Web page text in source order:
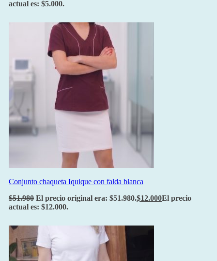
actual es: $5.000.
Conjunto chaqueta Iquique con falda blanca
$51.980 El precio original era: $51.980.$12.000El precio
actual es: $12.000.